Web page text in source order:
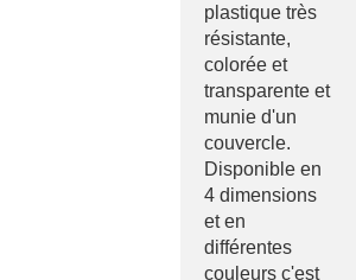
plastique très
résistante,
colorée et
transparente et
munie d'un
couvercle.
Disponible en
4 dimensions
et en
différentes
couleurs c'est